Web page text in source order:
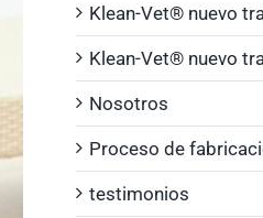
Klean-Vet® nuevo
Klean-Vet® nuevo
Nosotros
Proceso de
testimonios